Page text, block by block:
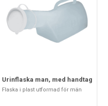
Urinflaska man, med handtag
Flaska i plast utformad för män